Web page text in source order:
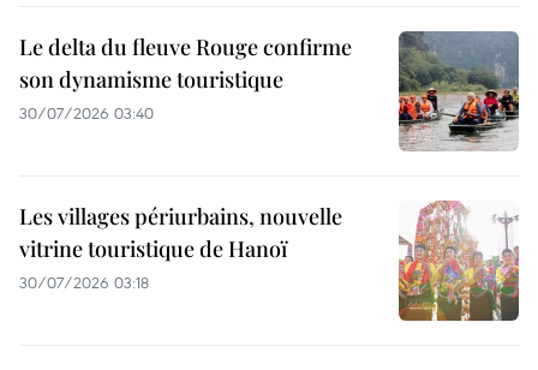
Le delta du fleuve Rouge confirme
son dynamisme touristique
30/07/2026 03:40
Les villages périurbains, nouvelle
vitrine touristique de Hanoï
30/07/2026 03:18